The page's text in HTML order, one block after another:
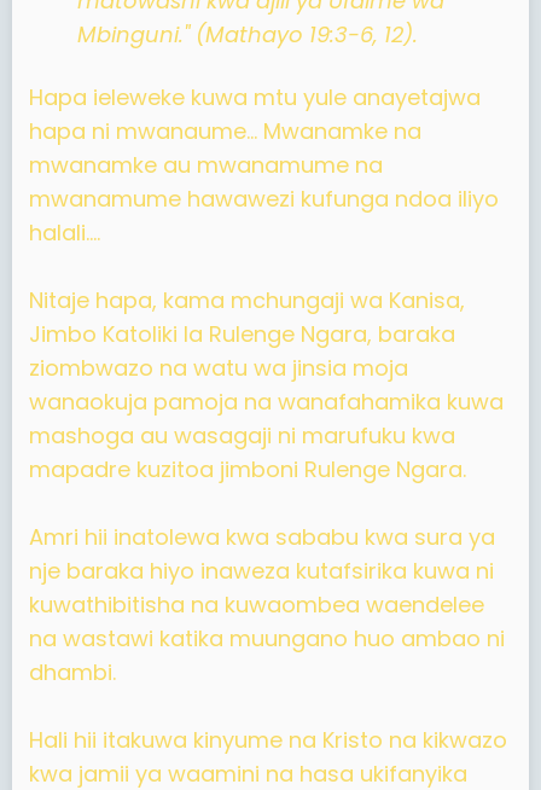
Mbinguni." (Mathayo 19:3-6, 12).
Hapa ieleweke kuwa mtu yule anayetajwa
hapa ni mwanaume... Mwanamke na
mwanamke au mwanamume na
mwanamume hawawezi kufunga ndoa iliyo
halali....
Nitaje hapa, kama mchungaji wa Kanisa,
Jimbo Katoliki la Rulenge Ngara, baraka
ziombwazo na watu wa jinsia moja
wanaokuja pamoja na wanafahamika kuwa
mashoga au wasagaji ni marufuku kwa
mapadre kuzitoa jimboni Rulenge Ngara.
Amri hii inatolewa kwa sababu kwa sura ya
nje baraka hiyo inaweza kutafsirika kuwa ni
kuwathibitisha na kuwaombea waendelee
na wastawi katika muungano huo ambao ni
dhambi.
Hali hii itakuwa kinyume na Kristo na kikwazo
kwa jamii ya waamini na hasa ukifanyika